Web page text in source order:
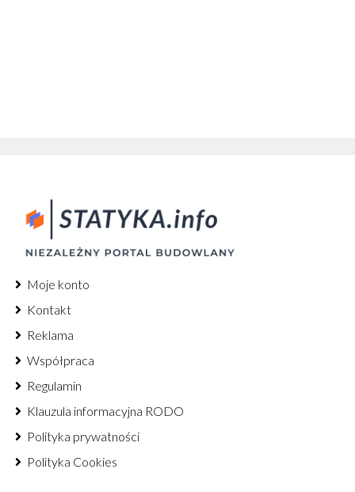
Moje konto
Kontakt
Reklama
Współpraca
Regulamin
Klauzula informacyjna RODO
Polityka prywatności
Polityka Cookies